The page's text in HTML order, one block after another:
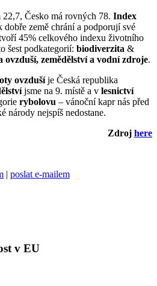
Česko má rovných 78. Index
dobře země chrání a podporují své
45% celkového indexu životního
šest podkategorií: biodiverzita &
ovzduší, zemědělství a vodní zdroje.
ovzdušíje Česká republika
jsme na 9. místě a v lesnictví
rybolovu – vánoční kapr nás před
národy nejspíš nedostane.
Zdroj here
| poslat e-mailem
v EU